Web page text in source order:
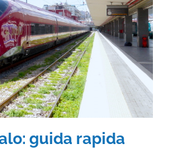
guida rapida